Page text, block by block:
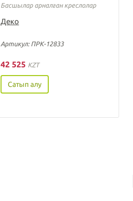
Басшылар арналған креслолар
Деко
Артикул: ПРК-12833
42 525 KZT
Сатып алу